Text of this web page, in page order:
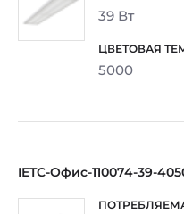
39 Вт
5000
IETC-Офис-110074-39-